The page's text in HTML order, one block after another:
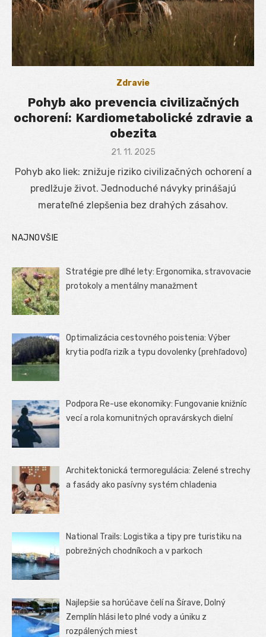
Zdravie
Pohyb ako prevencia civilizačných
ochorení: Kardiometabolické zdravie a
obezita
Posted
21. 11. 2025
Pohyb ako liek: znižuje riziko civilizačných ochorení a
predlžuje život. Jednoduché návyky prinášajú
merateľné zlepšenia bez drahých zásahov.
NAJNOVŠIE
Stratégie pre dlhé lety: Ergonomika, stravovacie
protokoly a mentálny manažment
Optimalizácia cestovného poistenia: Výber
krytia podľa rizík a typu dovolenky (prehľadovo)
Podpora Re-use ekonomiky: Fungovanie knižníc
vecí a rola komunitných opravárskych dielní
Architektonická termoregulácia: Zelené strechy
a fasády ako pasívny systém chladenia
National Trails: Logistika a tipy pre turistiku na
pobrežných chodníkoch a v parkoch
Najlepšie sa horúčave čelí na Šírave, Dolný
Zemplín hlási leto plné vody a úniku z
rozpálených miest